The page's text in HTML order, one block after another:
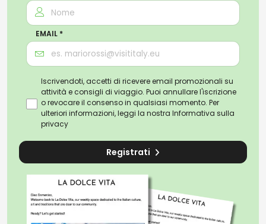
EMAIL *
Iscrivendoti, accetti di ricevere email promozionali su
attività e consigli di viaggio. Puoi annullare l'iscrizione
o revocare il consenso in qualsiasi momento. Per
ulteriori informazioni, leggi la nostra Informativa sulla
privacy
Registrati